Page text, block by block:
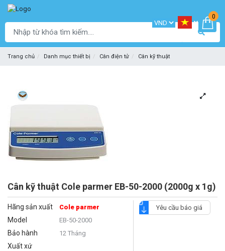
0
Trang chủ Danh mục thiết bị Cân điện tử Cân kỹ thuật
Cân kỹ thuật Cole parmer EB-50-2000 (2000g x 1g)
Hãng sản xuất Cole parmer
Model EB-50-2000
Bảo hành 12 Tháng
Xuất xứ
Yêu cầu báo giá